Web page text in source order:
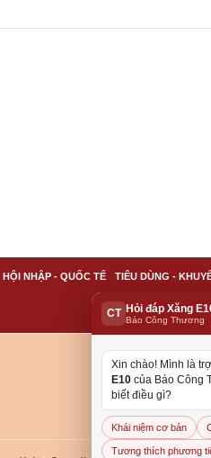
HỘI NHẬP - QUỐC TẾ TIÊU DÙNG -
CT Hỏi đáp Xăng
Báo Công Thương
Xin chào! Mình là
E10 của Báo Công
biết điều gì?
Khái niệm cơ bản
Tương thích phương